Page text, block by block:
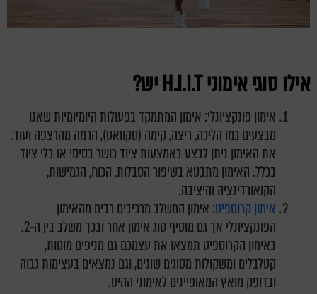
אילו סוגי אימוני H.I.I.T יש?
אימון פונקציונלי: אימון המתמקד בפעולות היומיומיות שאנו
מבצעים כמו הליכה, ריצה, קימה (סקוואט), הרמה מהרצפה ועוד.
את האימון ניתן לבצע באמצעות ציוד כושר בסיסי או בלי ציוד
בכלל. האימון מתבטא בשיפור הסבלות, הכוח, הגמישות,
הקואורדינציה והיציבה.
אימון קרוספיט: אימון המשלב מרכיבים רבים מהאימון
הפונקציונלי אך גם מוסיף סוג אימון אחר ובכך משלב בין ה-2.
באימון הקרוספיט תמצאו את עצמכם גם מניפים מוטות,
קטלבלים ומשקולות מסוגים שונים, וגם נמצאים בעצימות גבוה
ובדופק מואץ המאופיינים לאימוני ההיט.